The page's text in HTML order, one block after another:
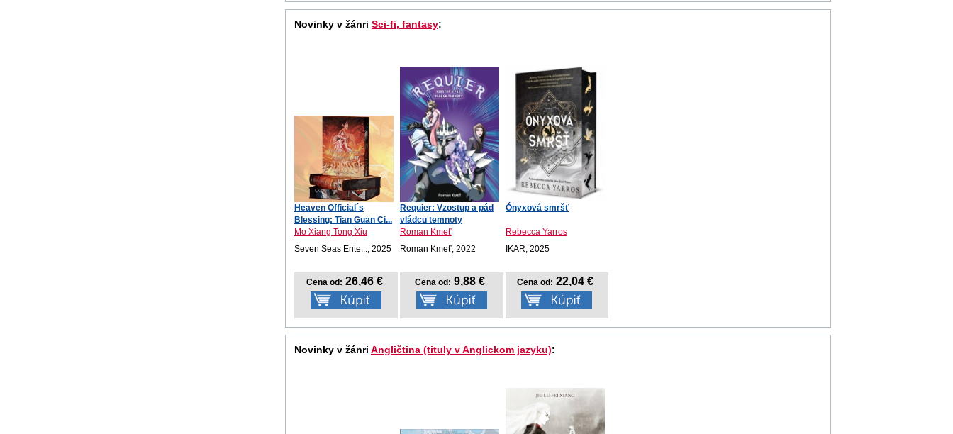
Novinky v žánri Sci-fi, fantasy:
Heaven Official´s
Blessing: Tian Guan Ci...
Mo Xiang Tong Xiu
Seven Seas Ente..., 2025
Cena od: 26,46 €
Requier: Vzostup a pád
vládcu temnoty
Roman Kmeť
Roman Kmeť, 2022
Cena od: 9,88 €
Ónyxová smršť
Rebecca Yarros
IKAR, 2025
Cena od: 22,04 €
Novinky v žánri Angličtina (tituly v Anglickom jazyku):